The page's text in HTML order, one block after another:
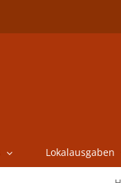
Lokalausgaben